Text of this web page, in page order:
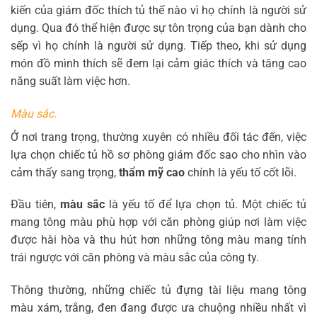
kiến của giám đốc thích tủ thế nào vì họ chính là người sử
dụng. Qua đó thể hiện được sự tôn trọng của bạn dành cho
sếp vì họ chính là người sử dụng. Tiếp theo, khi sử dụng
món đồ mình thích sẽ đem lại cảm giác thích và tăng cao
năng suất làm việc hơn.
Màu sắc.
Ở nơi trang trọng, thường xuyên có nhiều đối tác đến, việc
lựa chọn chiếc tủ hồ sơ phòng giám đốc sao cho nhìn vào
cảm thấy sang trọng, thẩm mỹ cao chính là yếu tố cốt lõi.
Đầu tiên, màu sắc là yếu tố để lựa chọn tủ. Một chiếc tủ
mang tông màu phù hợp với căn phòng giúp nơi làm việc
được hài hòa và thu hút hơn những tông màu mang tính
trái ngược với căn phòng và màu sắc của công ty.
Thông thường, những chiếc tủ đựng tài liệu mang tông
màu xám, trắng, đen đang được ưa chuộng nhiều nhất vì